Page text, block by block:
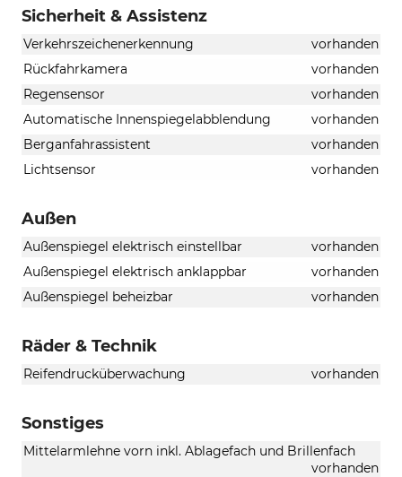
Sicherheit & Assistenz
Verkehrszeichenerkennung
vorhanden
Rückfahrkamera
vorhanden
Regensensor
vorhanden
Automatische Innenspiegelabblendung
vorhanden
Berganfahrassistent
vorhanden
Lichtsensor
vorhanden
Außen
Außenspiegel elektrisch einstellbar
vorhanden
Außenspiegel elektrisch anklappbar
vorhanden
Außenspiegel beheizbar
vorhanden
Räder & Technik
Reifendrucküberwachung vorhanden
Sonstiges
Mittelarmlehne vorn inkl. Ablagefach und Brillenfach
vorhanden